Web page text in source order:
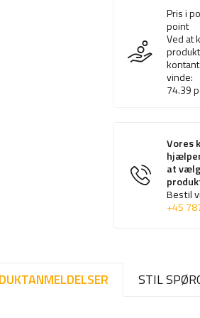
Pris i
point
Ved at
vinde:
74.39
Vores
at
Bestil
+45
STIL